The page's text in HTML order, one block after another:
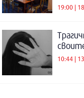
19:00 |
10:44 |